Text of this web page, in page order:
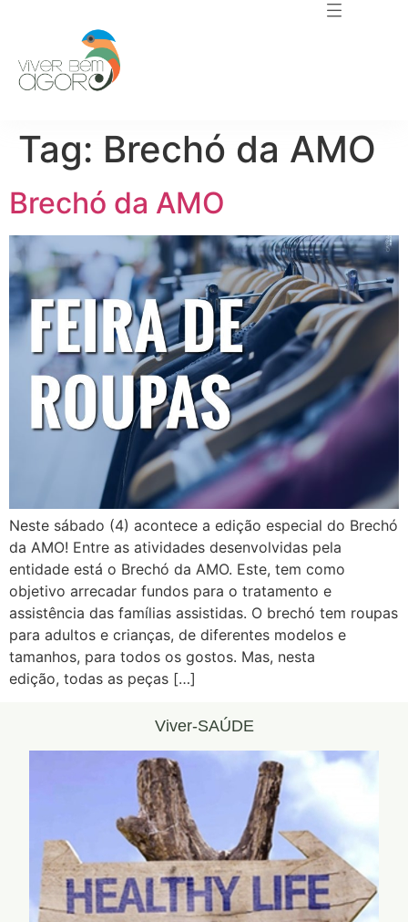
Tag: Brechó da AMO
Brechó da AMO
Neste sábado (4) acontece a edição especial do Brechó
da AMO! Entre as atividades desenvolvidas pela
entidade está o Brechó da AMO. Este, tem como
objetivo arrecadar fundos para o tratamento e
assistência das famílias assistidas. O brechó tem roupas
para adultos e crianças, de diferentes modelos e
tamanhos, para todos os gostos. Mas, nesta
edição, todas as peças […]
Viver-SAÚDE